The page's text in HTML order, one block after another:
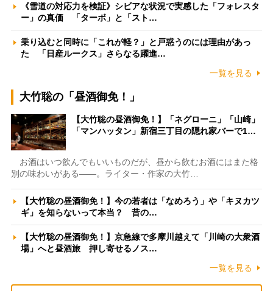
《雪道の対応力を検証》シビアな状況で実感した「フォレスタ
ー」の真価 「ターボ」と「スト…
乗り込むと同時に「これが軽？」と戸惑うのには理由があっ
た 「日産ルークス」さらなる躍進…
一覧を見る
大竹聡の「昼酒御免！」
【大竹聡の昼酒御免！】「ネグローニ」「山崎」
「マンハッタン」新宿三丁目の隠れ家バーで1…
お酒はいつ飲んでもいいものだが、昼から飲むお酒にはまた格
別の味わいがある――。ライター・作家の大竹…
【大竹聡の昼酒御免！】今の若者は「なめろう」や「キヌカツ
ギ」を知らないって本当？ 昔の…
【大竹聡の昼酒御免！】京急線で多摩川越えて「川崎の大衆酒
場」へと昼酒旅 押し寄せるノス…
一覧を見る